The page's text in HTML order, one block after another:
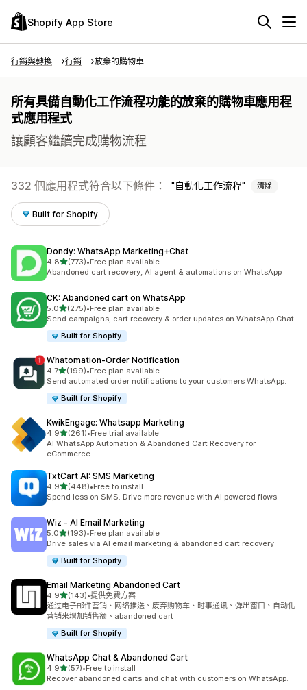
Shopify App Store
行銷與轉換 行銷 放棄的購物車
所有具備自動化工作流程功能的放棄的購物車應用程
式應用程式
讓顧客繼續完成購物流程
332 個應用程式符合以下條件： 自動化工作流程 清除
Built for Shopify
Dondy: WhatsApp Marketing+Chat
4.8滿分 5 顆星
(773)
共有 773 則評價
•Free plan available
Abandoned cart recovery, AI agent & automations on WhatsApp
CK: Abandoned cart on WhatsApp
5.0滿分 5 顆星
(275)
共有 275 則評價
•Free plan available
Send campaigns, cart recovery & order updates on WhatsApp Chat
Built for Shopify
Whatomation‑Order Notification
4.7滿分 5 顆星
(199)
共有 199 則評價
•Free plan available
Send automated order notifications to your customers WhatsApp.
Built for Shopify
KwikEngage: Whatsapp Marketing
4.9滿分 5 顆星
(261)
共有 261 則評價
•Free trial available
AI WhatsApp Automation & Abandoned Cart Recovery for
eCommerce
TxtCart AI: SMS Marketing
4.9滿分 5 顆星
(448)
共有 448 則評價
•Free to install
Spend less on SMS. Drive more revenue with AI powered flows.
Wiz ‑ AI Email Marketing
5.0滿分 5 顆星
(193)
共有 193 則評價
•Free plan available
Drive sales via AI email marketing & abandoned cart recovery
Built for Shopify
Email Marketing Abandoned Cart
4.9滿分 5 顆星
(143)
共有 143 則評價
•提供免費方案
通过电子邮件营销、网络推送、废弃购物车、时事通讯、弹出窗口、自动化
营销来增加销售额、abandoned cart
Built for Shopify
WhatsApp Chat & Abandoned Cart
4.9滿分 5 顆星
(57)
共有 57 則評價
•Free to install
Recover abandoned carts and chat with customers on WhatsApp.